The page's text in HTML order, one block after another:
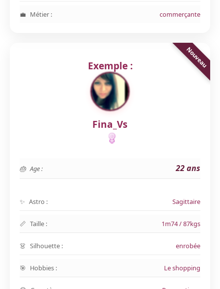
Métier : commerçante
Exemple :
Fina_Vs
Age : 22 ans
Astro : Sagittaire
Taille : 1m74 / 87kgs
Silhouette : enrobée
Hobbies : Le shopping